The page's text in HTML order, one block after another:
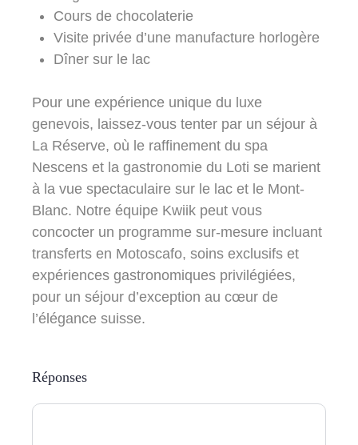
Cours de chocolaterie
Visite privée d’une manufacture horlogère
Dîner sur le lac
Pour une expérience unique du luxe
genevois, laissez-vous tenter par un séjour à
La Réserve, où le raffinement du spa
Nescens et la gastronomie du Loti se marient
à la vue spectaculaire sur le lac et le Mont-
Blanc. Notre équipe Kwiik peut vous
concocter un programme sur-mesure incluant
transferts en Motoscafo, soins exclusifs et
expériences gastronomiques privilégiées,
pour un séjour d’exception au cœur de
l’élégance suisse.
Réponses